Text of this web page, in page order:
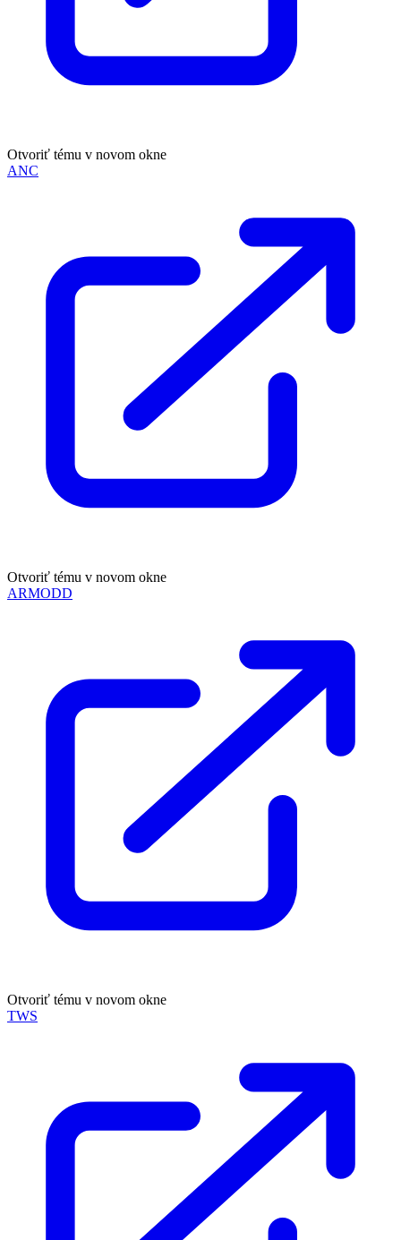
Otvoriť tému v novom okne
ANC
Otvoriť tému v novom okne
ARMODD
Otvoriť tému v novom okne
TWS